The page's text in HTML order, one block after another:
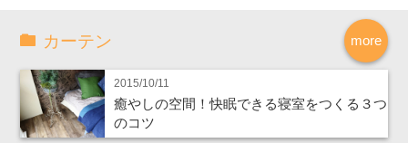
more
カーテン
2015/10/11
癒やしの空間！快眠できる寝室をつくる３つ
のコツ